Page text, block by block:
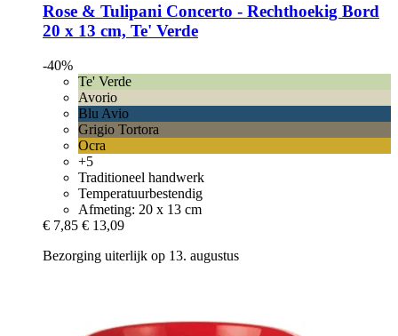
Rose & Tulipani Concerto -​ Rechthoekig Bord
20 x 13 cm, Te' Verde
-40%
Te' Verde
Avorio
Blu Avio
Grigio Tortora
Ocra
+5
Traditioneel handwerk
Temperatuurbestendig
Afmeting: 20 x 13 cm
€ 7,85 € 13,09
Bezorging uiterlijk op 13. augustus